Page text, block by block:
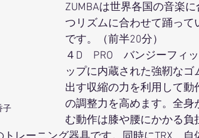
子
ZUMBAは世界各国の音楽
つリズムに合わせて踊って
です。（前半20分）
４D　PRO　バンジーフィ
ップに内蔵された強靭なゴ
出す収縮の力を利用して動
の調整力を高めます。全身
む動作は膝や腰にかかる負